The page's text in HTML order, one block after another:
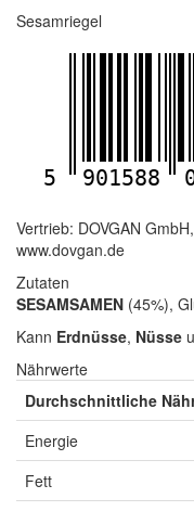
Sesamriegel
5 901588
Vertrieb: DOVGAN
www.dovgan.de
Zutaten
SESAMSAMEN (45%),
Kann Erdnüsse, Nüsse
Nährwerte
Durchschnittliche
Energie
Fett